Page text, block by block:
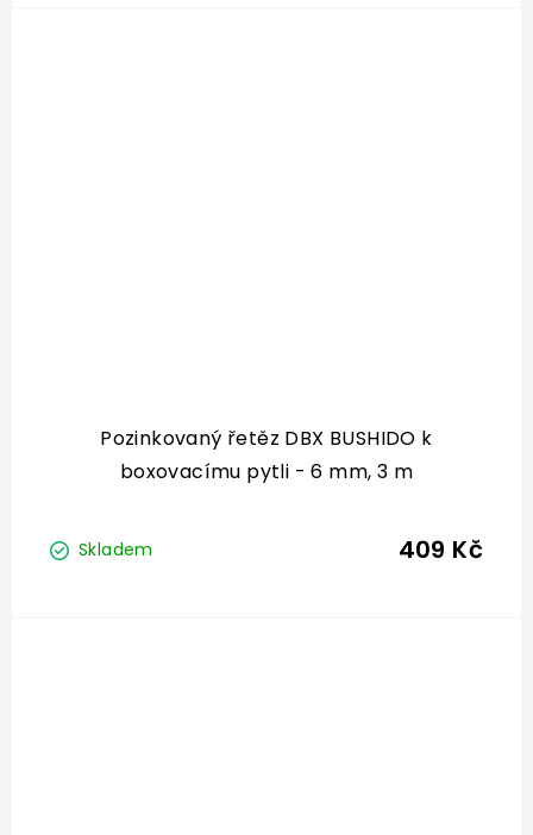
Pozinkovaný řetěz DBX BUSHIDO k
boxovacímu pytli - 6 mm, 3 m
Skladem 409 Kč